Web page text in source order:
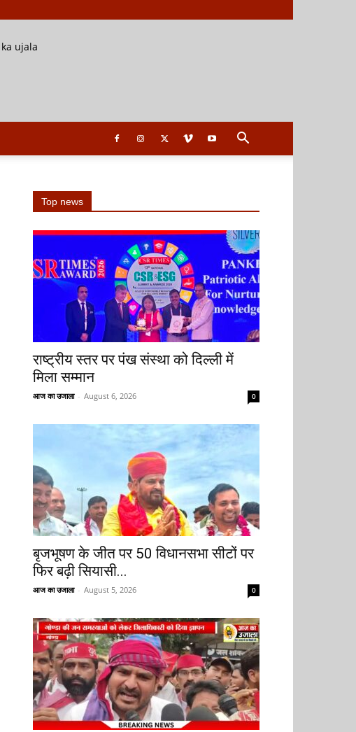
Top news
राष्ट्रीय स्तर पर पंख संस्था को दिल्ली में
मिला सम्मान
आज का उजाला - August 6, 2026 0
बृजभूषण के जीत पर 50 विधानसभा सीटों पर
फिर बढ़ी सियासी...
आज का उजाला - August 5, 2026 0